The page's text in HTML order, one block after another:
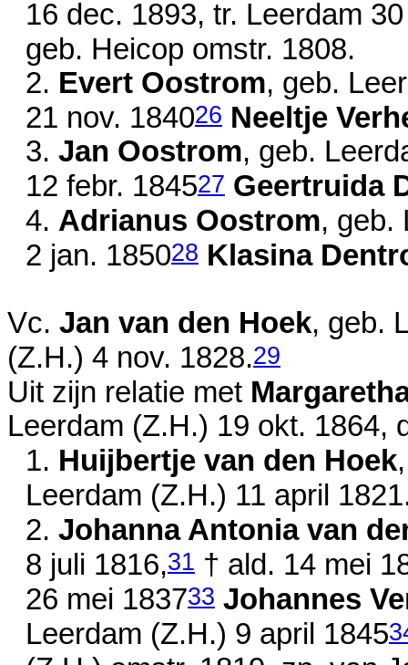
16 dec. 1893, tr. Leerdam
geb. Heicop omstr. 1808.
2. Evert Oostrom, geb.
21 nov. 184026 Neeltje
3. Jan Oostrom, geb.
12 febr. 184527 Geertruida
4. Adrianus Oostrom, geb.
2 jan. 185028 Klasina
Vc. Jan van den Hoek, geb.
(Z.H.) 4 nov. 1828.29
Uit zijn relatie met
Leerdam (Z.H.) 19 okt. 1864,
1. Huijbertje van den Hoek
Leerdam (Z.H.) 11 april 1821
2. Johanna Antonia van
8 juli 1816,31 † ald. 14 mei
26 mei 183733 Johannes
Leerdam (Z.H.) 9 april 1845